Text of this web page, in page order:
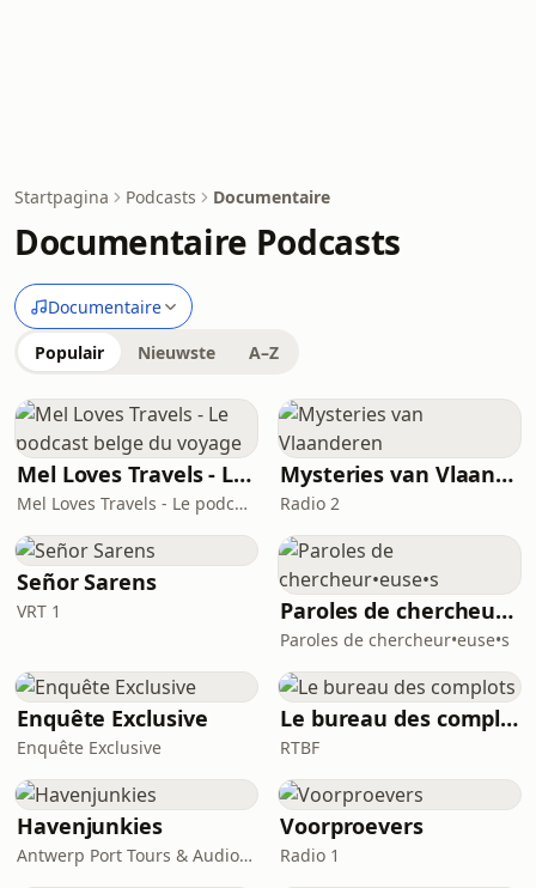
Startpagina Podcasts Documentaire
Documentaire Podcasts
Documentaire
Populair Nieuwste A–Z
Mel Loves Travels - Le podcast belge du voyage
Mel Loves Travels - Le podcast belge du voyage
Mysteries van Vlaanderen
Radio 2
Señor Sarens
VRT 1 Paroles de chercheur•euse•s
Paroles de chercheur•euse•s
Enquête Exclusive
Enquête Exclusive
Le bureau des complots
RTBF
Havenjunkies
Antwerp Port Tours & Audiokop
Voorproevers
Radio 1